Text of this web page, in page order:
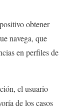
obtener
navega, que
en perfiles de
el usuario
de los casos